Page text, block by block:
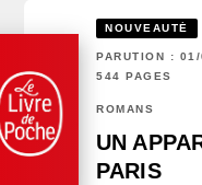
NOUVEAUTÉ
PARUTION :
544 PAGES
ROMANS
UN
PARIS